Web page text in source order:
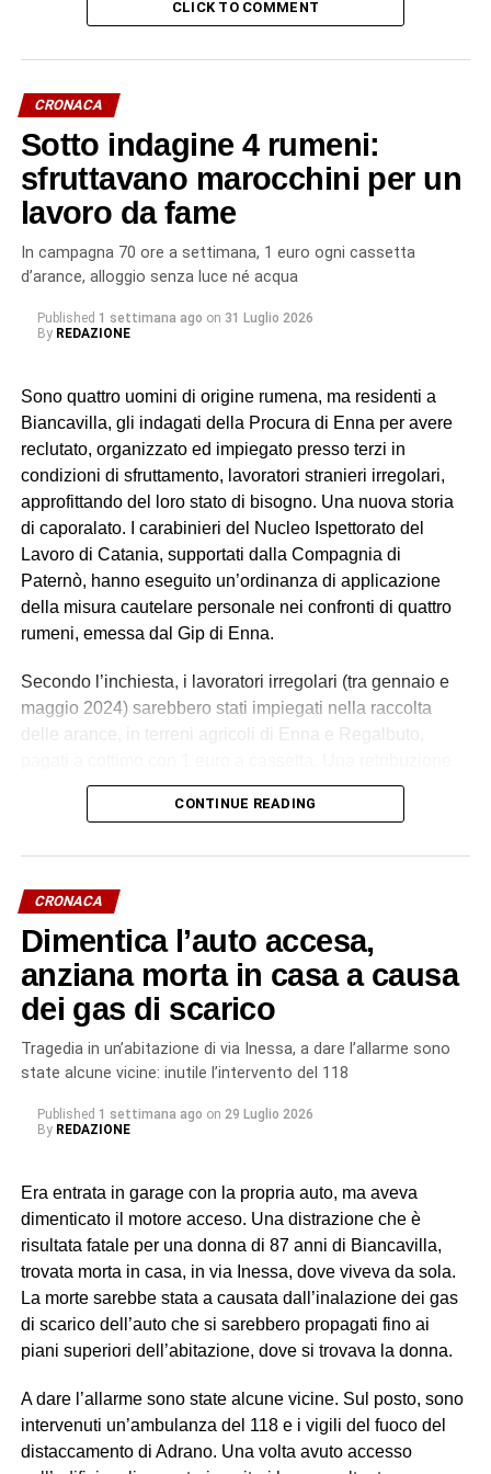
CLICK TO COMMENT
CRONACA
Sotto indagine 4 rumeni:
sfruttavano marocchini per un
lavoro da fame
In campagna 70 ore a settimana, 1 euro ogni cassetta
d’arance, alloggio senza luce né acqua
Published 1 settimana ago on 31 Luglio 2026
By REDAZIONE
Sono quattro uomini di origine rumena, ma residenti a
Biancavilla, gli indagati della Procura di Enna per avere
reclutato, organizzato ed impiegato presso terzi in
condizioni di sfruttamento, lavoratori stranieri irregolari,
approfittando del loro stato di bisogno. Una nuova storia
di caporalato. I carabinieri del Nucleo Ispettorato del
Lavoro di Catania, supportati dalla Compagnia di
Paternò, hanno eseguito un’ordinanza di applicazione
della misura cautelare personale nei confronti di quattro
rumeni, emessa dal Gip di Enna.
Secondo l’inchiesta, i lavoratori irregolari (tra gennaio e
maggio 2024) sarebbero stati impiegati nella raccolta
delle arance, in terreni agricoli di Enna e Regalbuto,
palesemente difforme e sproporzionata rispetto ai minimi
contrattuali. Un impegno di circa 70 ore settimanali, senza
a lavorare e ad accettare le condizioni imposte dietro
violenza e minacce.
L’indagine è scaturita dalla denuncia di quattro cittadini
marocchini dipendenti da uno pseudo imprenditore
rumeno, sostenuti dall’associazione Penelope, sulle cui
dichiarazioni hanno avuto origine gli accertamenti a
riscontro da parte dei militari del Nucleo Carabinieri
lavoro “di fatto”. Gli altri tre (destinatari dell’obbligo di
presentazione alla polizia giudiziaria) eseguivano gli
ordini e svolgevano funzioni di controllo sul campo,
vigilando sull’attività dei lavoratori, imponendo ritmi e
carichi sproporzionati con “modalità intimidatorie”. Erano
loro a gestire anche l’alloggio fatiscente (privo di luce e
acqua) imposto ai lavoratori, trattenendone le somme
allontanarli se non avessero accettato tali condizioni,
contribuendo così a mantenere le condizioni di
sfruttamento e dipendenza economica e abitativa.
CONTINUE READING
CRONACA
Dimentica l’auto accesa,
anziana morta in casa a causa
dei gas di scarico
Tragedia in un’abitazione di via Inessa, a dare l’allarme sono
state alcune vicine: inutile l’intervento del 118
Published 1 settimana ago on 29 Luglio 2026
By REDAZIONE
Era entrata in garage con la propria auto, ma aveva
dimenticato il motore acceso. Una distrazione che è
risultata fatale per una donna di 87 anni di Biancavilla,
trovata morta in casa, in via Inessa, dove viveva da sola.
La morte sarebbe stata a causata dall’inalazione dei gas
di scarico dell’auto che si sarebbero propagati fino ai
piani superiori dell’abitazione, dove si trovava la donna.
A dare l’allarme sono state alcune vicine. Sul posto, sono
intervenuti un’ambulanza del 118 e i vigili del fuoco del
distaccamento di Adrano. Una volta avuto accesso